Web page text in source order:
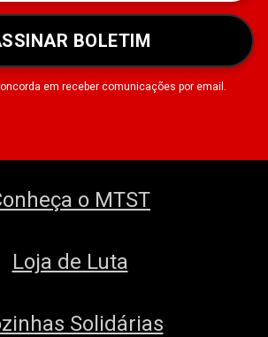
BOLETIM
em receber comunicações por email.
o MTST
Loja de Luta
Solidárias